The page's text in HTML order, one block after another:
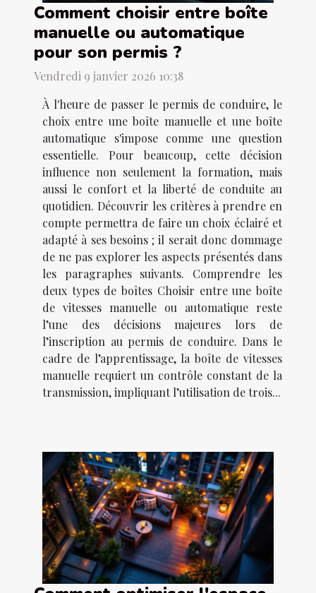
Comment choisir entre boîte
manuelle ou automatique
pour son permis ?
Vendredi 9 janvier 2026 10:38
À l'heure de passer le permis de conduire, le
choix entre une boîte manuelle et une boîte
automatique s'impose comme une question
essentielle. Pour beaucoup, cette décision
influence non seulement la formation, mais
aussi le confort et la liberté de conduite au
quotidien. Découvrir les critères à prendre en
compte permettra de faire un choix éclairé et
adapté à ses besoins ; il serait donc dommage
de ne pas explorer les aspects présentés dans
les paragraphes suivants. Comprendre les
deux types de boîtes Choisir entre une boîte
de vitesses manuelle ou automatique reste
l’une des décisions majeures lors de
l’inscription au permis de conduire. Dans le
cadre de l’apprentissage, la boîte de vitesses
manuelle requiert un contrôle constant de la
transmission, impliquant l’utilisation de trois...